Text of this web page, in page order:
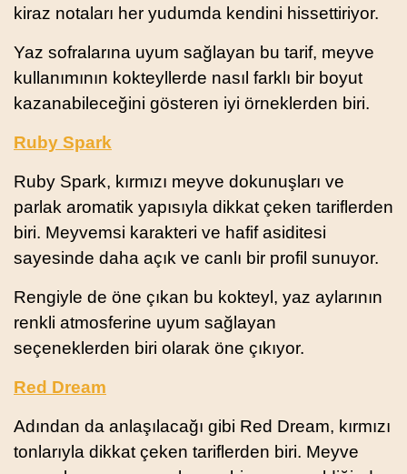
kiraz notaları her yudumda kendini hissettiriyor.
Yaz sofralarına uyum sağlayan bu tarif, meyve
kullanımının kokteyllerde nasıl farklı bir boyut
kazanabileceğini gösteren iyi örneklerden biri.
Ruby Spark
Ruby Spark, kırmızı meyve dokunuşları ve
parlak aromatik yapısıyla dikkat çeken tariflerden
biri. Meyvemsi karakteri ve hafif asiditesi
sayesinde daha açık ve canlı bir profil sunuyor.
Rengiyle de öne çıkan bu kokteyl, yaz aylarının
renkli atmosferine uyum sağlayan
seçeneklerden biri olarak öne çıkıyor.
Red Dream
Adından da anlaşılacağı gibi Red Dream, kırmızı
tonlarıyla dikkat çeken tariflerden biri. Meyve